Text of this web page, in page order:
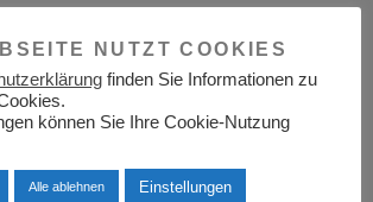
NUTZT COOKIES
finden Sie Informationen zu
können Sie Ihre Cookie-Nutzung
Alle ablehnen Einstellungen